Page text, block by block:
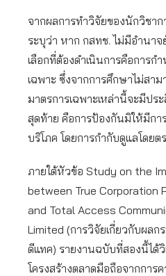
จากผลการทำวิจัยของนักวิชาก
ระบุว่า หาก กสทช. ไม่มีอำนา
เลือกที่ต้องดำเนินการคือการก
เฉพาะ ซึ่งจากการศึกษาไม่สา
มาตรการเฉพาะเหล่านี้จะมีปร
สุดท้าย คือการป้องกันมิให้มีกา
บริโภค โดยการกำกับดูแลโดยต
ภายใต้หัวข้อ Study on the
between True Corporation
and Total Access
Limited (การวิจัยเกี่ยวกับผล
ดีแทค) รายงานฉบับที่สองนี้ได้
โครงสร้างตลาดมือถือจากการ